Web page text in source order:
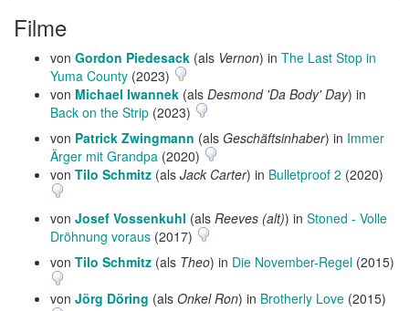
Filme
von Gordon Piedesack (als Vernon) in The Last Stop in
Yuma County (2023)
von Michael Iwannek (als Desmond 'Da Body' Day) in
Back on the Strip (2023)
von Patrick Zwingmann (als Geschäftsinhaber) in Immer
Ärger mit Grandpa (2020)
von Tilo Schmitz (als Jack Carter) in Bulletproof 2 (2020)
von Josef Vossenkuhl (als Reeves (alt)) in Stoned - Volle
Dröhnung voraus (2017)
von Tilo Schmitz (als Theo) in Die November-Regel (2015)
von Jörg Döring (als Onkel Ron) in Brotherly Love (2015)